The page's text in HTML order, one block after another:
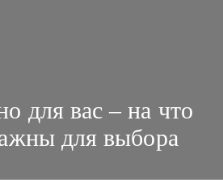
для вас – на что
для выбора